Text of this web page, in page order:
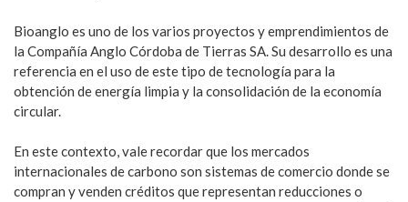
Bioanglo es uno de los varios proyectos y emprendimientos de
la Compañía Anglo Córdoba de Tierras SA. Su desarrollo es una
referencia en el uso de este tipo de tecnología para la
obtención de energía limpia y la consolidación de la economía
circular.
En este contexto, vale recordar que los mercados
internacionales de carbono son sistemas de comercio donde se
compran y venden créditos que representan reducciones o